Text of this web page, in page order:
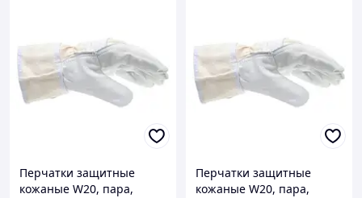
Перчатки защитные
кожаные W20, пара,
Перчатки защитные
кожаные W20, пара,